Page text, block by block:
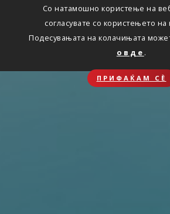
Со натамошно користење на
согласувате со користењето
Подесувањата на колачињата
овде .
ПРИФАЌАМ СЀ